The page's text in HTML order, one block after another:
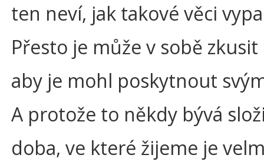
ten neví, jak takové věci
Přesto je může v sobě
aby je mohl poskytnout
A protože to někdy bývá
doba, ve které žijeme je